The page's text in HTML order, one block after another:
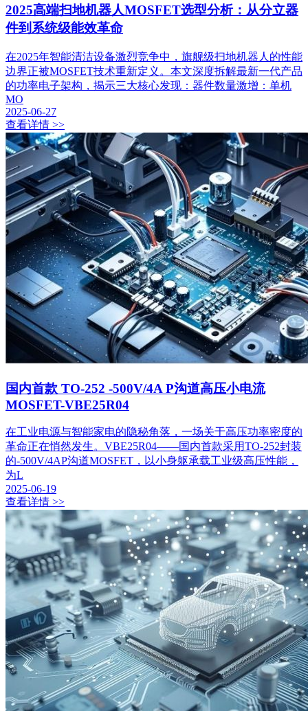
2025高端扫地机器人MOSFET选型分析：从分立器
件到系统级能效革命
在2025年智能清洁设备激烈竞争中，旗舰级扫地机器人的性能
边界正被MOSFET技术重新定义。本文深度拆解最新一代产品
的功率电子架构，揭示三大核心发现：器件数量激增：单机
MO
2025-06-27
查看详情 >>
国内首款 TO-252 -500V/4A P沟道高压小电流
MOSFET-VBE25R04
在工业电源与智能家电的隐秘角落，一场关于高压功率密度的
革命正在悄然发生。VBE25R04——国内首款采用TO-252封装
的-500V/4AP沟道MOSFET，以小身躯承载工业级高压性能，
为L
2025-06-19
查看详情 >>